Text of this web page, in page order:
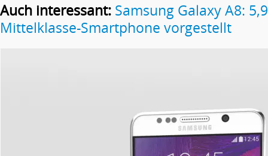
Auch interessant: Samsung Galaxy A8:
Mittelklasse-Smartphone vorgestellt